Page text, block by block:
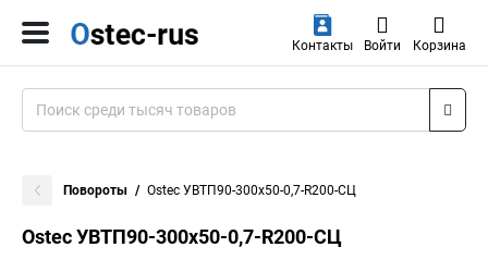
Контакты Войти Корзина
Повороты Ostec УВТП90-300х50-0,7-R200-СЦ
Ostec УВТП90-300х50-0,7-R200-СЦ